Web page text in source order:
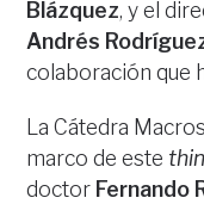
Blázquez, y el
Andrés
colaboración que
La Cátedra
marco de este
doctor Fernando